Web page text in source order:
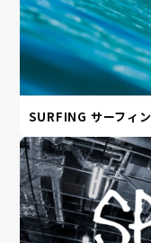
SURFING サーフィン